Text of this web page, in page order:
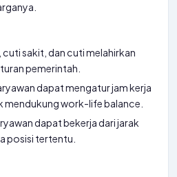
sakit, dan cuti melahirkan
pemerintah.
dapat mengatur jam kerja
mendukung work-life balance.
dapat bekerja dari jarak
posisi tertentu.